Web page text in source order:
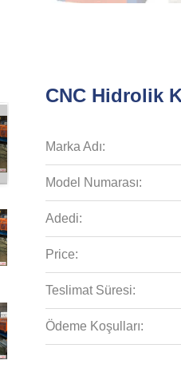
CNC Hidrolik
Marka Adı:
Model Numarası:
Adedi:
Price:
Teslimat Süresi:
Ödeme Koşulları: